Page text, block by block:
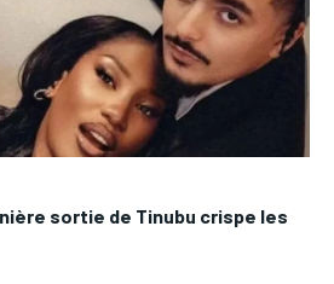
sortie de Tinubu crispe les